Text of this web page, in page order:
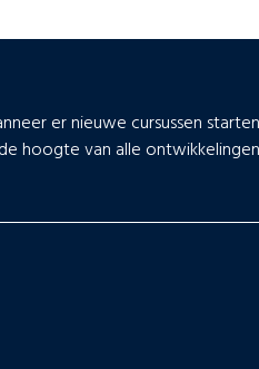
er nieuwe cursussen
hoogte van alle